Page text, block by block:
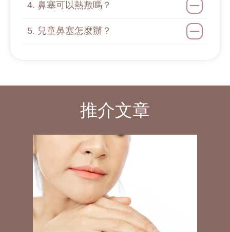
度+療程最全注意事項！
最快解決鼻塞方法：先了解5大鼻塞原因
+居家與專業方案分享！
睡眠呼吸機推介：5款香港熱門商品+應
睡眠呼吸機度數：掌握市面常見的商品
類型+4大使用呼吸機訣竅！
日本鼻鼾枕頭：5大超人氣枕頭商品性價
比+全方位使用指南剖析！
打鼻鼾枕頭挑選：須知的優勢+最全用法
與6大睡眠攻略分享！
如何改善鼻敏感？需認知的5大常見徵狀
4. 鼻塞可以熱敷嗎？
5. 兒童鼻塞怎麼辦？
推介文章